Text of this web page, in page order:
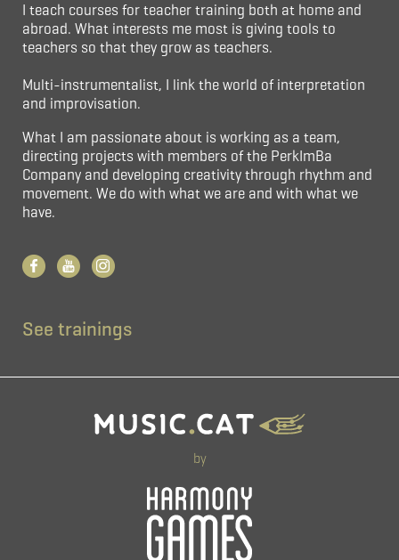
I teach courses for teacher training both at home and
abroad. What interests me most is giving tools to
teachers so that they grow as teachers.
Multi-instrumentalist, I link the world of interpretation
and improvisation.
What I am passionate about is working as a team,
directing projects with members of the PerkImBa
Company and developing creativity through rhythm and
movement. We do with what we are and with what we
have.
See trainings
by